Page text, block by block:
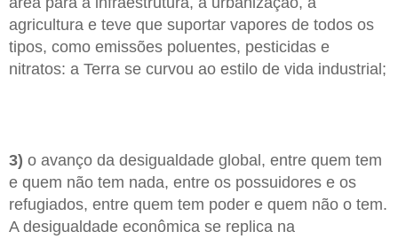
agricultura e teve que suportar vapores de todos os
tipos, como emissões poluentes, pesticidas e
nitratos: a Terra se curvou ao estilo de vida industrial;
3) o avanço da desigualdade global, entre quem tem
e quem não tem nada, entre os possuidores e os
refugiados, entre quem tem poder e quem não o tem.
A desigualdade econômica se replica na